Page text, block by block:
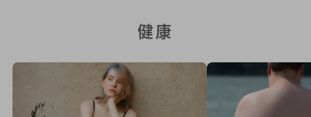
健康